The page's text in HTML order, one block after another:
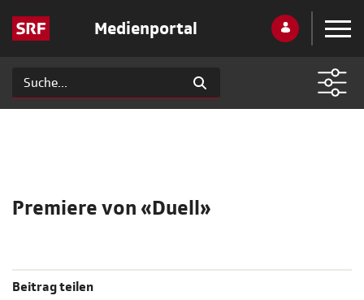
Medienportal
Premiere von «Duell»
Beitrag teilen